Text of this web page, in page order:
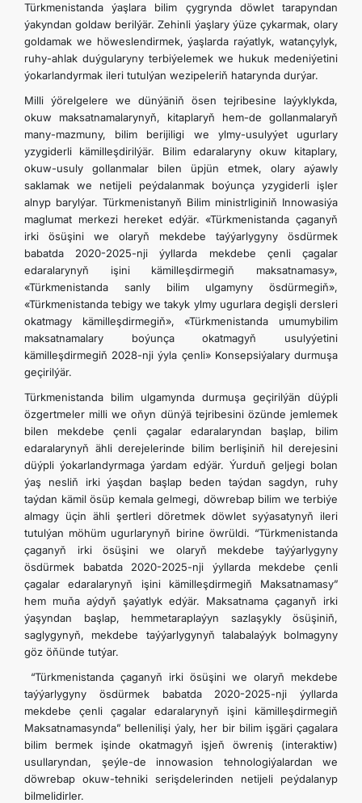
Türkmenistanda ýaşlara bilim çygrynda döwlet tarapyndan
ýakyndan goldaw berilýär. Zehinli ýaşlary ýüze çykarmak, olary
goldamak we höweslendirmek, ýaşlarda raýatlyk, watançylyk,
ruhy-ahlak duýgularyny terbiýelemek we hukuk medeniýetini
ýokarlandyrmak ileri tutulýan wezipeleriň hatarynda durýar.
Milli ýörelgelere we dünýäniň ösen tejribesine laýyklykda,
okuw maksatnamalarynyň, kitaplaryň hem-de gollanmalaryň
many-mazmuny, bilim berijiligi we ylmy-usulyýet ugurlary
yzygiderli kämilleşdirilýär. Bilim edaralaryny okuw kitaplary,
okuw-usuly gollanmalar bilen üpjün etmek, olary aýawly
saklamak we netijeli peýdalanmak boýunça yzygiderli işler
alnyp barylýar. Türkmenistanyň Bilim ministrliginiň Innowasiýa
maglumat merkezi hereket edýär. «Türkmenistanda çaganyň
irki ösüşini we olaryň mekdebe taýýarlygyny ösdürmek
babatda 2020-2025-nji ýyllarda mekdebe çenli çagalar
edaralarynyň işini kämilleşdirmegiň maksatnamasy»,
«Türkmenistanda sanly bilim ulgamyny ösdürmegiň»,
«Türkmenistanda tebigy we takyk ylmy ugurlara degişli dersleri
okatmagy kämilleşdirmegiň», «Türkmenistanda umumybilim
maksatnamalary boýunça okatmagyň usulyýetini
kämilleşdirmegiň 2028-nji ýyla çenli» Konsepsiýalary durmuşa
geçirilýär.
Türkmenistanda bilim ulgamynda durmuşa geçirilýän düýpli
özgertmeler milli we oňyn dünýä tejribesini özünde jemlemek
bilen mekdebe çenli çagalar edaralaryndan başlap, bilim
edaralarynyň ähli derejelerinde bilim berlişiniň hil derejesini
düýpli ýokarlandyrmaga ýardam edýär. Ýurduň geljegi bolan
ýaş nesliň irki ýaşdan başlap beden taýdan sagdyn, ruhy
taýdan kämil ösüp kemala gelmegi, döwrebap bilim we terbiýe
almagy üçin ähli şertleri döretmek döwlet syýasatynyň ileri
tutulýan möhüm ugurlarynyň birine öwrüldi. “Türkmenistanda
çaganyň irki ösüşini we olaryň mekdebe taýýarlygyny
ösdürmek babatda 2020-2025-nji ýyllarda mekdebe çenli
çagalar edaralarynyň işini kämilleşdirmegiň Maksatnamasy”
hem muňa aýdyň şaýatlyk edýär. Maksatnama çaganyň irki
ýaşyndan başlap, hemmetaraplaýyn sazlaşykly ösüşiniň,
saglygynyň, mekdebe taýýarlygynyň talabalaýyk bolmagyny
göz öňünde tutýar.
“Türkmenistanda çaganyň irki ösüşini we olaryň mekdebe
taýýarlygyny ösdürmek babatda 2020-2025-nji ýyllarda
mekdebe çenli çagalar edaralarynyň işini kämilleşdirmegiň
Maksatnamasynda” bellenilişi ýaly, her bir bilim işgäri çagalara
bilim bermek işinde okatmagyň işjeň öwreniş (interaktiw)
usullaryndan, şeýle-de innowasion tehnologiýalardan we
döwrebap okuw-tehniki serişdelerinden netijeli peýdalanyp
bilmelidirler.